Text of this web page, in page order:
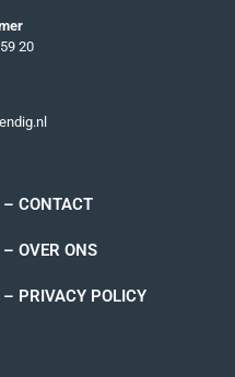
20
– CONTACT
– OVER ONS
– PRIVACY POLICY